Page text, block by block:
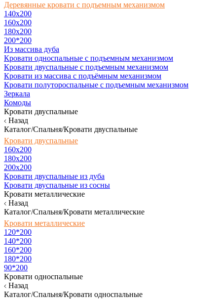
Деревянные кровати с подъемным механизмом
140x200
160х200
180х200
200*200
Из массива дуба
Кровати односпальные с подъемным механизмом
Кровати двуспальные с подъемным механизмом
Кровати из массива с подъёмным механизмом
Кровати полутороспальные с подъемным механизмом
Зеркала
Комоды
Кровати двуспальные
Назад
Каталог/Спальня/Кровати двуспальные
Кровати двуспальные
160х200
180x200
200x200
Кровати двуспальные из дуба
Кровати двуспальные из сосны
Кровати металлические
Назад
Каталог/Спальня/Кровати металлические
Кровати металлические
120*200
140*200
160*200
180*200
90*200
Кровати односпальные
Назад
Каталог/Спальня/Кровати односпальные